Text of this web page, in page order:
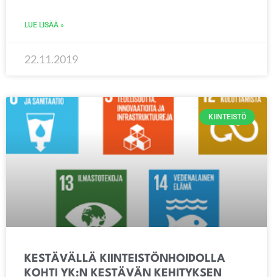
LUE LISÄÄ »
22.11.2019
KIINTEISTÖ
KESTÄVÄLLÄ KIINTEISTÖNHOIDOLLA
KOHTI YK:N KESTÄVÄN KEHITYKSEN